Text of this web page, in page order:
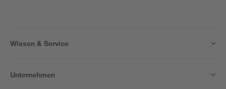
Wissen & Service
Unternehmen